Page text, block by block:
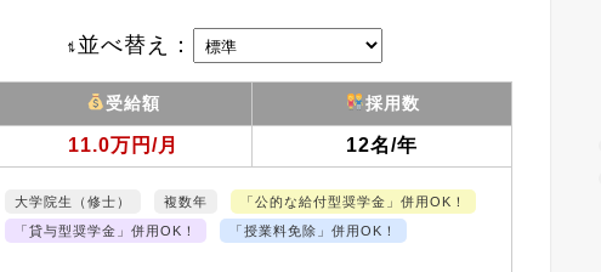
並べ替え ：
受給額 採用数
11.0万円/月 12名/年
大学院生（修士） 複数年
「公的な給付型奨学金」併用OK！
「貸与型奨学金」併用OK！
「授業料免除」併用OK！